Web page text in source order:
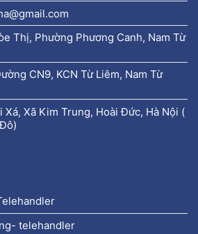
Thị, Phường Phương Canh, Nam Từ
CN9, KCN Từ Liêm, Nam Từ
Xá, Xã Kim Trung, Hoài Đức, Hà Nội (
telehandler